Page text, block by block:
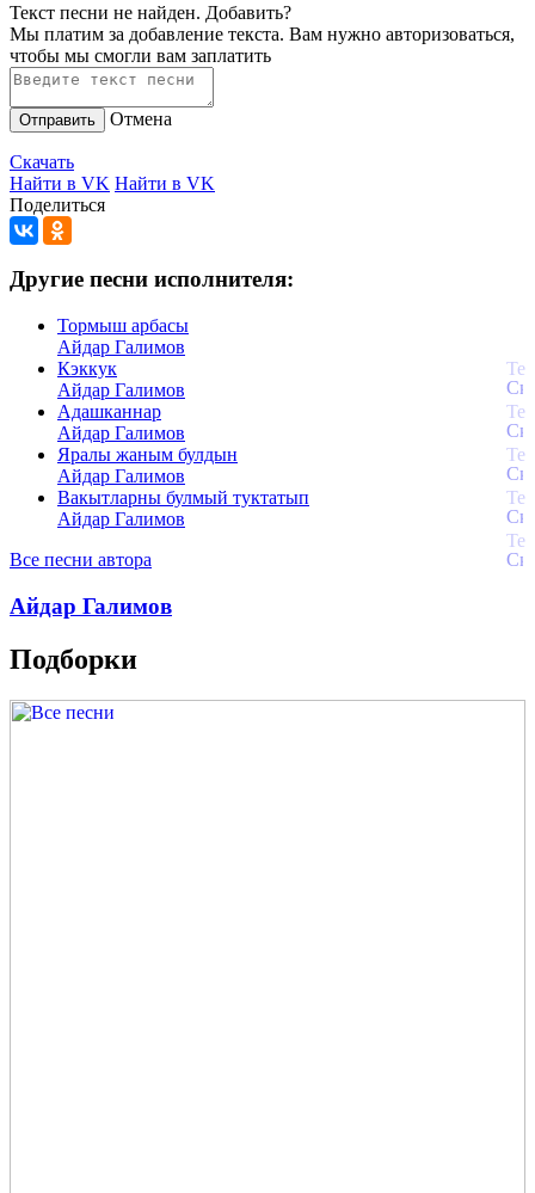
Текст песни не найден. Добавить?
Мы платим за добавление текста. Вам нужно авторизоваться,
чтобы мы смогли вам заплатить
Отправить Отмена
Скачать
Найти в VK Найти в VK
Поделиться
Другие песни исполнителя:
Тормыш арбасы
Айдар Галимов
Кэккук
Айдар Галимов
Адашканнар
Айдар Галимов
Яралы жаным булдын
Айдар Галимов
Вакытларны булмый туктатып
Айдар Галимов
Все песни автора
Айдар Галимов
Подборки